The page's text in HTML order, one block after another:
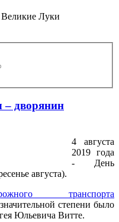
Луки
– дворянин
4 августа
2019 года
- День
августа).
транспорта
степени было
Юльевича Витте.